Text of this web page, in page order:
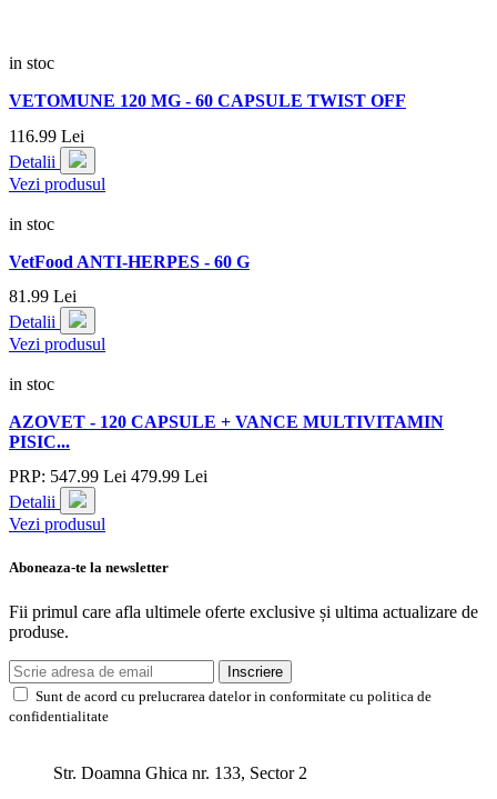
in stoc
VETOMUNE 120 MG - 60 CAPSULE TWIST OFF
116.99 Lei
Detalii
Vezi produsul
in stoc
VetFood ANTI-HERPES - 60 G
81.99 Lei
Detalii
Vezi produsul
in stoc
AZOVET - 120 CAPSULE + VANCE MULTIVITAMIN
PISIC...
PRP: 547.99 Lei 479.99 Lei
Detalii
Vezi produsul
Aboneaza-te la newsletter
Fii primul care afla ultimele oferte exclusive și ultima actualizare de
produse.
Inscriere
Sunt de acord cu prelucrarea datelor in conformitate cu politica de
confidentialitate
Str. Doamna Ghica nr. 133, Sector 2